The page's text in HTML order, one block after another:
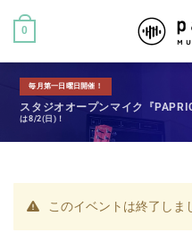
0
毎月第一日曜日開催！
スタジオオープンマイク『
は8/2(日)！
このイベントは終了しま